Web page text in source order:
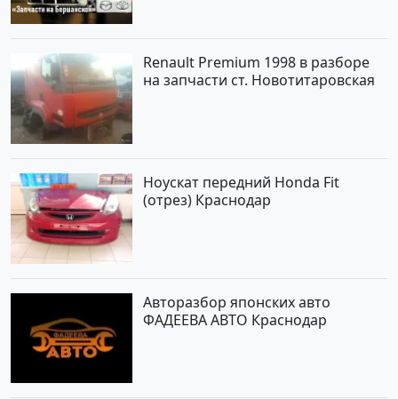
Renault Premium 1998 в разборе
на запчасти ст. Новотитаровская
Ноускат передний Honda Fit
(отрез) Краснодар
Авторазбор японских авто
ФАДЕЕВА АВТО Краснодар